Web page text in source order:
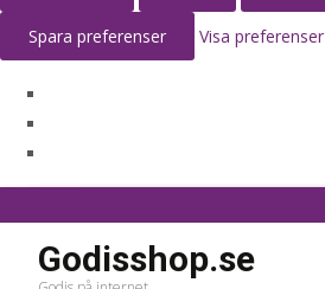
Spara preferenser Visa preferenser
Godisshop.se